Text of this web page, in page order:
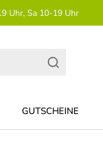
Uhr, Sa 10-19 Uhr
GUTSCHEINE